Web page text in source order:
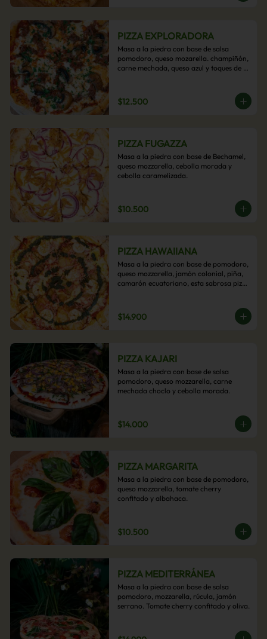
PIZZA EXPLORADORA
Masa a la piedra con base de salsa
pomodoro, queso mozarella. champiñón,
carne mechada, queso azul y toques de
$12.500
PIZZA FUGAZZA
Masa a la piedra con base de Bechamel,
queso mozzarella, cebolla morada y
cebolla caramelizada.
$10.500
PIZZA HAWAIIANA
Masa a la piedra con base de pomodoro,
queso mozzarella, jamón colonial, piña,
camarón ecuatoriano, esta sabrosa pizza
$14.900
PIZZA KAJARI
Masa a la piedra con base de salsa
pomodoro, queso mozzarella, carne
mechada choclo y cebolla morada.
$14.000
PIZZA MARGARITA
Masa a la piedra con base de pomodoro,
queso mozzarella, tomate cherry
confitado y albahaca.
$10.500
PIZZA MEDITERRÁNEA
Masa a la piedra con base de salsa
pomodoro, mozzarella, rúcula, jamón
serrano. Tomate cherry confitado y oliva.